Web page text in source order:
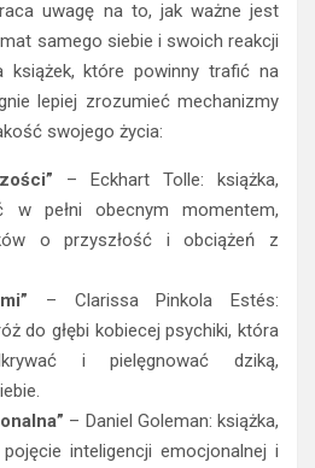
uwagę na to, jak ważne jest
samego siebie i swoich reakcji
książek, które powinny trafić na
lepiej zrozumieć mechanizmy
swojego życia:
– Eckhart Tolle: książka,
pełni obecnym momentem,
o przyszłość i obciążeń z
– Clarissa Pinkola Estés:
do głębi kobiecej psychiki, która
i pielęgnować dziką,
– Daniel Goleman: książka,
inteligencji emocjonalnej i